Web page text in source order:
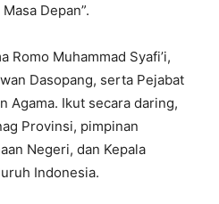
Depan”.
Romo Muhammad Syafi’i,
Dasopang, serta Pejabat
Agama. Ikut secara daring,
Provinsi, pimpinan
Negeri, dan Kepala
Indonesia.